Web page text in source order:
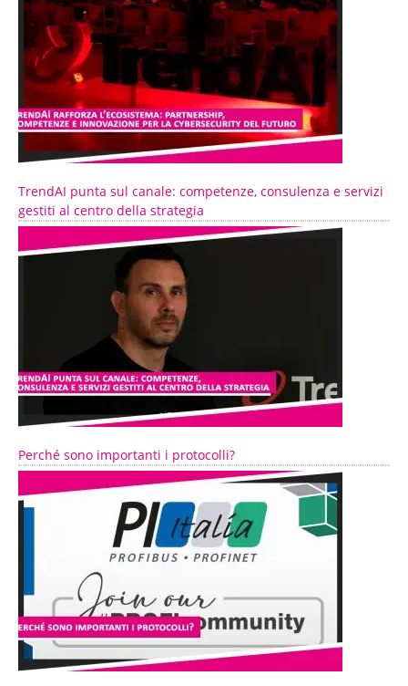
TrendAI punta sul canale: competenze, consulenza e servizi
gestiti al centro della strategia
Perché sono importanti i protocolli?